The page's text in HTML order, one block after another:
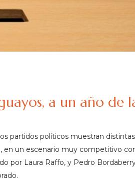
a un año de
partidos políticos muestran
en un escenario muy competitivo
por Laura Raffo, y Pedro